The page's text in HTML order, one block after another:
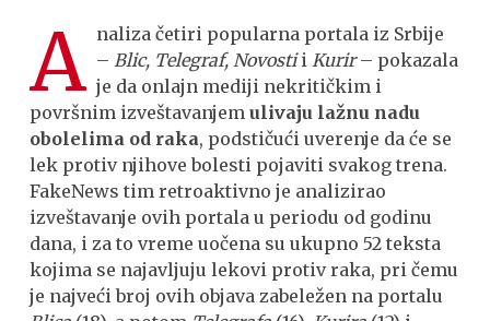
A naliza četiri popularna portala iz Srbije
–Blic, Telegraf, NovostiiKurir– pokazala
je da onlajn mediji nekritičkim i
površnim izveštavanjemulivaju lažnu nadu
obolelima od raka, podstičući uverenje da će se
lek protiv njihove bolesti pojaviti svakog trena.
FakeNews tim retroaktivno je analizirao
izveštavanje ovih portala u periodu od godinu
dana, i za to vreme uočena su ukupno 52 teksta
kojima se najavljuju lekovi protiv raka, pri čemu
je najveći broj ovih objava zabeležen na portalu